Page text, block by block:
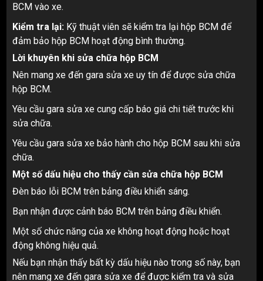
BCM vào xe.
Kiểm tra lại: Kỹ thuật viên sẽ kiểm tra lại hộp BCM để
đảm bảo hộp BCM hoạt động bình thường.
Lời khuyên khi sửa chữa hộp BCM
Nên mang xe đến gara sửa xe uy tín để được sửa chữa
hộp BCM.
Yêu cầu gara sửa xe cung cấp báo giá chi tiết trước khi
sửa chữa.
Yêu cầu gara sửa xe bảo hành cho hộp BCM sau khi sửa
chữa.
Một số dấu hiệu cho thấy cần sửa chữa hộp BCM
Đèn báo lỗi BCM trên bảng điều khiển sáng.
Bạn nhận được cảnh báo BCM trên bảng điều khiển.
Một số chức năng của xe không hoạt động hoặc hoạt
động không hiệu quả.
Nếu bạn nhận thấy bất kỳ dấu hiệu nào trong số này, bạn
nên mang xe đến gara sửa xe để được kiểm tra và sửa